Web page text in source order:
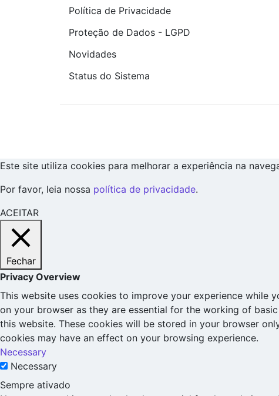
Política de Privacidade
Proteção de Dados - LGPD
Novidades
Status do Sistema
Este site utiliza cookies para melhorar a experiência na
Por favor, leia nossa política de privacidade.
ACEITAR
Fechar
Privacy Overview
This website uses cookies to improve your experience while
on your browser as they are essential for the working of
this website. These cookies will be stored in your browser
cookies may have an effect on your browsing experience.
Necessary
Necessary
Sempre ativado